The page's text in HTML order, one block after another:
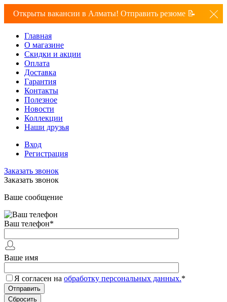
Открыты вакансии в Алматы! Отправить резюме 📝
Главная
О магазине
Скидки и акции
Оплата
Доставка
Гарантия
Контакты
Полезное
Новости
Коллекции
Наши друзья
Вход
Регистрация
Заказать звонок
Заказать звонок
Ваше сообщение
Ваш телефон*
Ваше имя
Я согласен на обработку персональных данных.*